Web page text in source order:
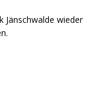
Jänschwalde wieder